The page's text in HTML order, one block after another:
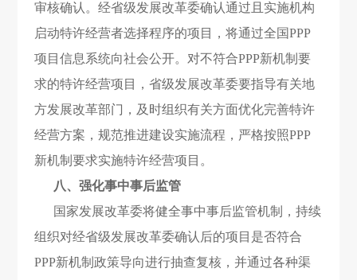
审核确认。经省级发展改革委确认通过且实施机构
启动特许经营者选择程序的项目，将通过全国PPP
项目信息系统向社会公开。对不符合PPP新机制要
求的特许经营项目，省级发展改革委要指导有关地
方发展改革部门，及时组织有关方面优化完善特许
经营方案，规范推进建设实施流程，严格按照PPP
新机制要求实施特许经营项目。
八、强化事中事后监管
国家发展改革委将健全事中事后监管机制，持续
组织对经省级发展改革委确认后的项目是否符合
PPP新机制政策导向进行抽查复核，并通过各种渠